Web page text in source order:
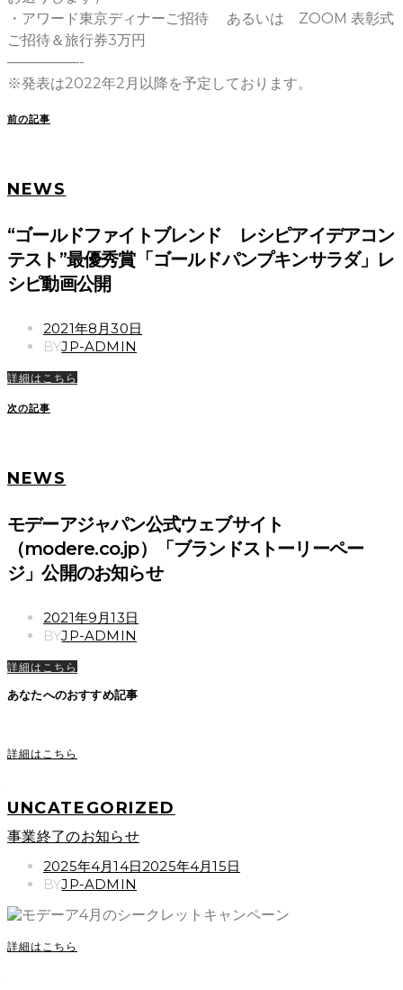
・アワード東京ディナーご招待 あるいは ZOOM 表彰式
ご招待＆旅行券3万円
—————-
※発表は2022年2月以降を予定しております。
前の記事
NEWS
“ゴールドファイトブレンド レシピアイデアコン
テスト”最優秀賞「ゴールドパンプキンサラダ」レ
シピ動画公開
POSTED
ON
2021年8月30日
BYJP-ADMIN
詳細はこちら
次の記事
NEWS
モデーアジャパン公式ウェブサイト
（modere.co.jp）「ブランドストーリーペー
ジ」公開のお知らせ
POSTED
ON
2021年9月13日
BYJP-ADMIN
詳細はこちら
あなたへのおすすめ記事
詳細はこちら
UNCATEGORIZED
事業終了のお知らせ
POSTED
ON
2025年4月14日2025年4月15日
BYJP-ADMIN
詳細はこちら